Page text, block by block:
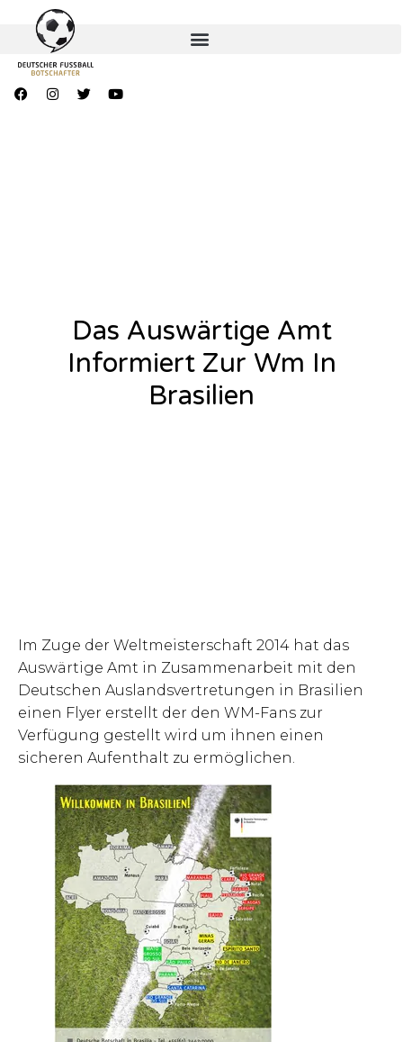
Das Auswärtige Amt
Informiert Zur Wm In
Brasilien
Im Zuge der Weltmeisterschaft 2014 hat das
Auswärtige Amt in Zusammenarbeit mit den
Deutschen Auslandsvertretungen in Brasilien
einen Flyer erstellt der den WM-Fans zur
Verfügung gestellt wird um ihnen einen
sicheren Aufenthalt zu ermöglichen.